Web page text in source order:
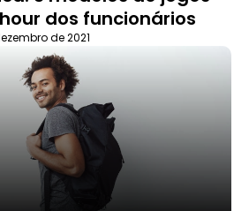
dos funcionários
de 2021